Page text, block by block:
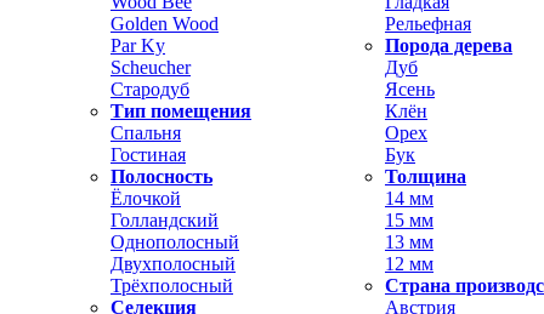
Golden Wood
Par Ky
Scheucher
Стародуб
Тип помещения
Спальня
Гостиная
Полосность
Ёлочкой
Голландский
Однополосный
Двухполосный
Трёхполосный
Селекция
Рельефная
Порода дерева
Дуб
Ясень
Клён
Орех
Бук
Толщина
14 мм
15 мм
13 мм
12 мм
Страна
Австрия